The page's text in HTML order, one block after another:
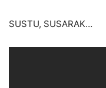
SUSTU, SUSARAK…